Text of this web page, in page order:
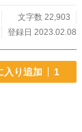
ズズズイットウー
文字数 22,903
登録日 2023.02.08
入り追加 1